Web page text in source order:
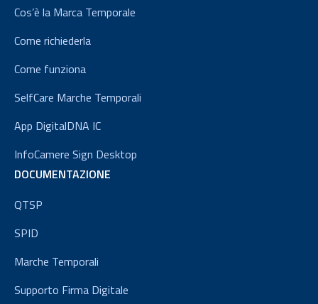
Cos’è la Marca Temporale
Come richiederla
Come funziona
SelfCare Marche Temporali
App DigitalDNA IC
InfoCamere Sign Desktop
DOCUMENTAZIONE
QTSP
SPID
Marche Temporali
Supporto Firma Digitale